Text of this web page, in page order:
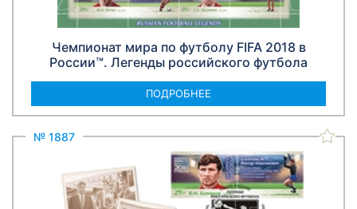
Чемпионат мира по футболу FIFA 2018 в
России™. Легенды российского футбола
ПОДРОБНЕЕ
№ 1887